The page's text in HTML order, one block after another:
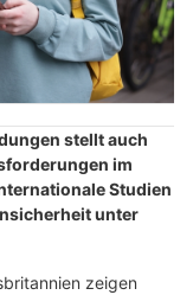
stellt auch
im
Studien
unter
zeigen